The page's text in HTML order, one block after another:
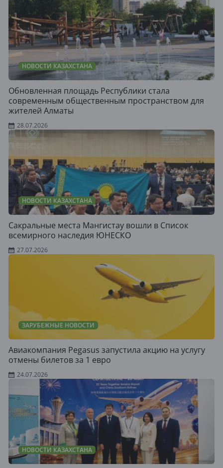
НОВОСТИ КАЗАХСТАНА
Обновленная площадь Республики стала
современным общественным пространством для
жителей Алматы
28.07.2026
НОВОСТИ КАЗАХСТАНА
Сакральные места Мангистау вошли в Список
всемирного наследия ЮНЕСКО
27.07.2026
ЗАРУБЕЖНЫЕ НОВОСТИ
Авиакомпания Pegasus запустила акцию на услугу
отмены билетов за 1 евро
24.07.2026
НОВОСТИ КАЗАХСТАНА